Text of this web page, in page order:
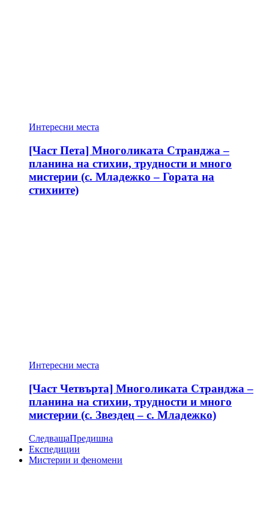
Интересни места
[Част Пета] Многоликата Странджа –
планина на стихии, трудности и много
мистерии (с. Младежко – Гората на
стихиите)
Интересни места
[Част Четвърта] Многоликата Странджа –
планина на стихии, трудности и много
мистерии (с. Звездец – с. Младежко)
СледващаПредишна
Експедиции
Мистерии и феномени